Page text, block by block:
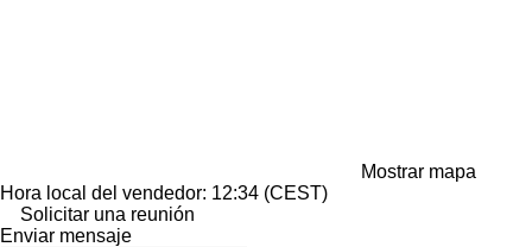
Mostrar mapa
Hora local del vendedor: 12:34 (CEST)
Solicitar una reunión
Enviar mensaje